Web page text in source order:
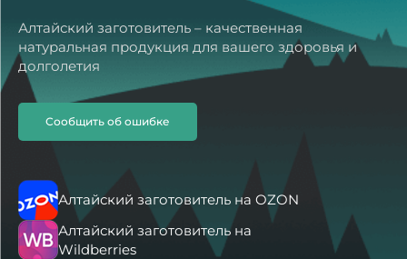
Алтайский заготовитель – качественная
натуральная продукция для вашего здоровья и
долголетия
Сообщить об ошибке
Алтайский заготовитель на OZON
Алтайский заготовитель на
Wildberries